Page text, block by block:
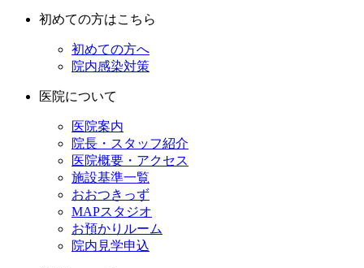
初めての方はこちら
初めての方へ
院内感染対策
医院について
医院案内
院長・スタッフ紹介
医院概要・アクセス
施設基準一覧
おおつきっず
MAPスタジオ
お預かりルーム
院内見学申込